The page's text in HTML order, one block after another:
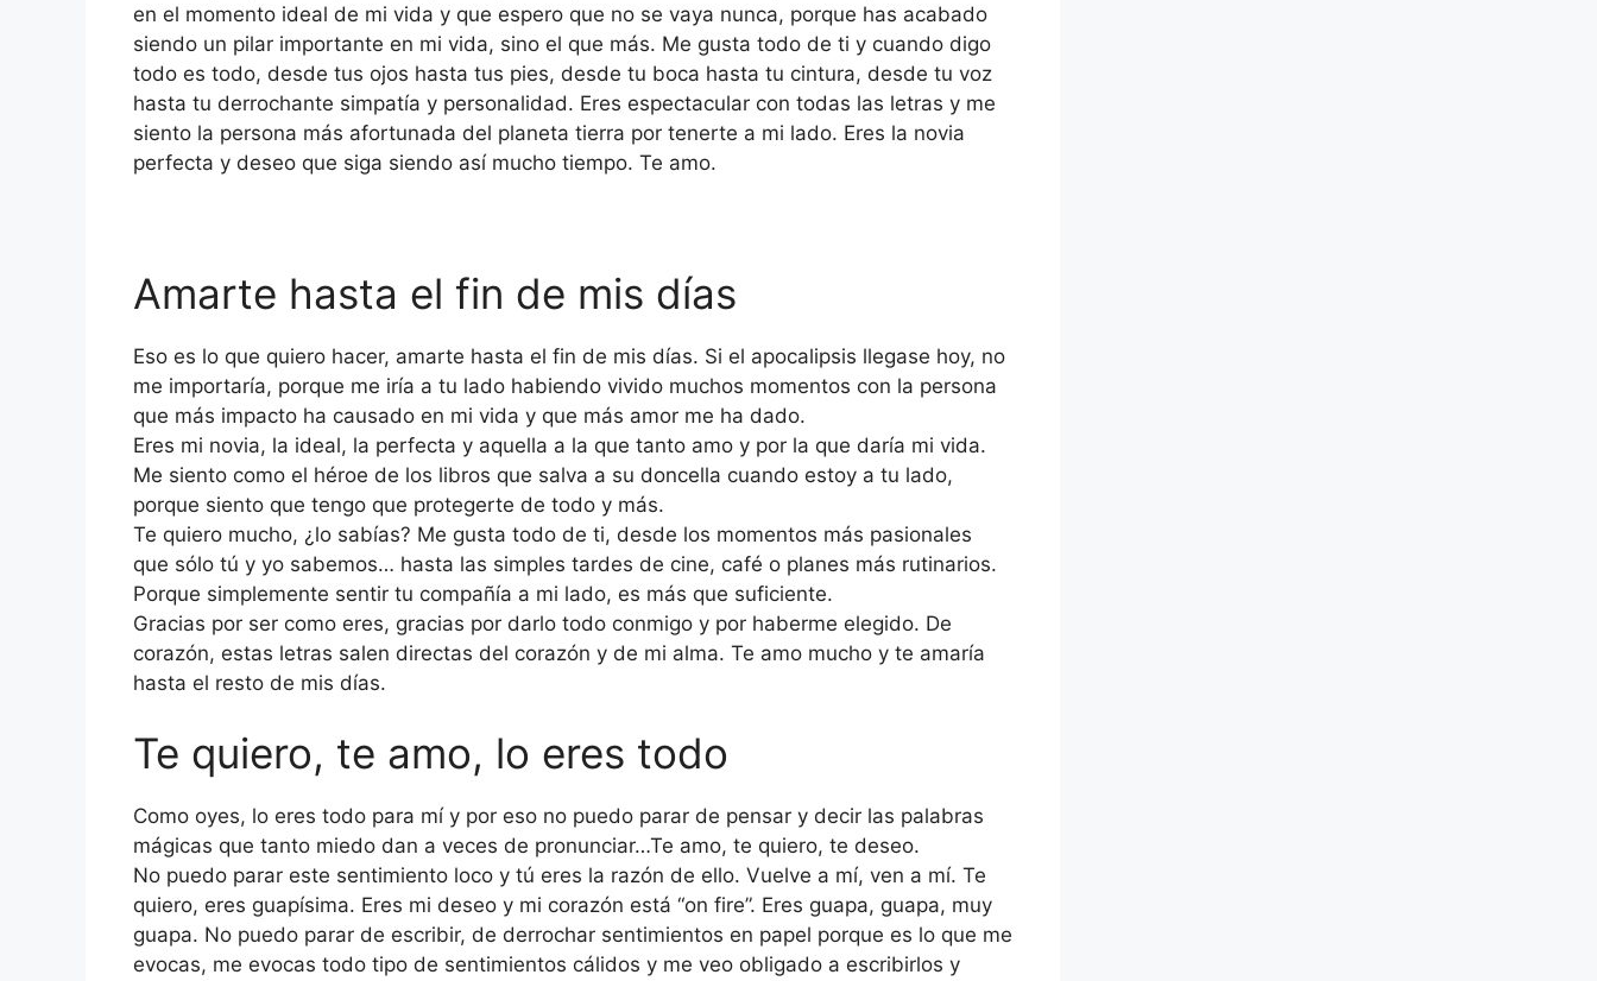
en el momento ideal de mi vida y que espero que no se vaya nunca, porque has acabado
siendo un pilar importante en mi vida, sino el que más. Me gusta todo de ti y cuando digo
todo es todo, desde tus ojos hasta tus pies, desde tu boca hasta tu cintura, desde tu voz
hasta tu derrochante simpatía y personalidad. Eres espectacular con todas las letras y me
siento la persona más afortunada del planeta tierra por tenerte a mi lado. Eres la novia
perfecta y deseo que siga siendo así mucho tiempo. Te amo.
Amarte hasta el fin de mis días
Eso es lo que quiero hacer, amarte hasta el fin de mis días. Si el apocalipsis llegase hoy, no
me importaría, porque me iría a tu lado habiendo vivido muchos momentos con la persona
que más impacto ha causado en mi vida y que más amor me ha dado.
Eres mi novia, la ideal, la perfecta y aquella a la que tanto amo y por la que daría mi vida.
Me siento como el héroe de los libros que salva a su doncella cuando estoy a tu lado,
porque siento que tengo que protegerte de todo y más.
Te quiero mucho, ¿lo sabías? Me gusta todo de ti, desde los momentos más pasionales
que sólo tú y yo sabemos… hasta las simples tardes de cine, café o planes más rutinarios.
Porque simplemente sentir tu compañía a mi lado, es más que suficiente.
Gracias por ser como eres, gracias por darlo todo conmigo y por haberme elegido. De
corazón, estas letras salen directas del corazón y de mi alma. Te amo mucho y te amaría
hasta el resto de mis días.
Te quiero, te amo, lo eres todo
Como oyes, lo eres todo para mí y por eso no puedo parar de pensar y decir las palabras
mágicas que tanto miedo dan a veces de pronunciar…Te amo, te quiero, te deseo.
No puedo parar este sentimiento loco y tú eres la razón de ello. Vuelve a mí, ven a mí. Te
quiero, eres guapísima. Eres mi deseo y mi corazón está “on fire”. Eres guapa, guapa, muy
guapa. No puedo parar de escribir, de derrochar sentimientos en papel porque es lo que me
evocas, me evocas todo tipo de sentimientos cálidos y me veo obligado a escribirlos y